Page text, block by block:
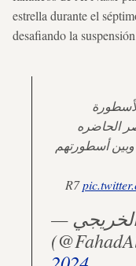
estrella durante el
desafiando la
الحاضره
أسطورتهم
— فهد بن خالد الخريجي